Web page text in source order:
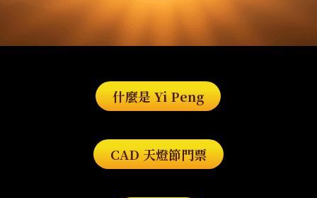
什麼是 Yi Peng
CAD 天燈節門票